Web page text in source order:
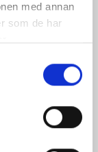
med annan
som de har